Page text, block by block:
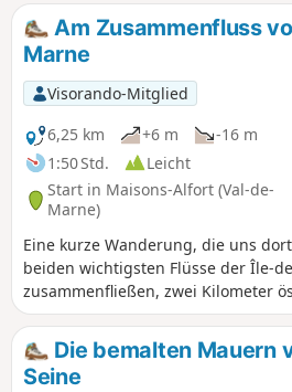
Rückkehr zum Parkplatz über kleine
Am Zusammenfluss
Marne
Visorando-Mitglied
6,25 km
+6 m
-16 m
1:50 Std.
Leicht
Start in Maisons-Alfort (Val-de-
Marne)
Eine kurze Wanderung, die uns
beiden wichtigsten Flüsse der Île-
zusammenfließen, zwei Kilometer
Zahlreiche Brücken, ein Staudamm
der Marne, ein Treidelpfad und
bilden die Kulisse dieser
Die bemalten Mauern
Seine